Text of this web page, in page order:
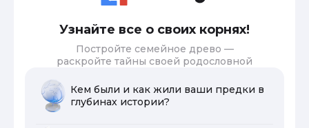
Узнайте все о своих корнях!
Постройте семейное древо —
раскройте тайны своей родословной
Кем были и как жили ваши предки в
глубинах истории?